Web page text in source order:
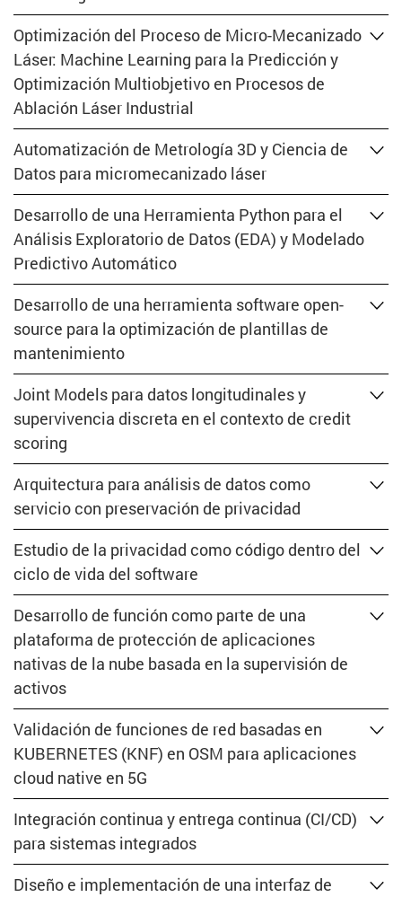
Optimización del Proceso de Micro-Mecanizado
Láser: Machine Learning para la Predicción y
Optimización Multiobjetivo en Procesos de
Ablación Láser Industrial
Automatización de Metrología 3D y Ciencia de
Datos para micromecanizado láser
Desarrollo de una Herramienta Python para el
Análisis Exploratorio de Datos (EDA) y Modelado
Predictivo Automático
Desarrollo de una herramienta software open-
source para la optimización de plantillas de
mantenimiento
Joint Models para datos longitudinales y
supervivencia discreta en el contexto de credit
scoring
Arquitectura para análisis de datos como
servicio con preservación de privacidad
Estudio de la privacidad como código dentro del
ciclo de vida del software
Desarrollo de función como parte de una
plataforma de protección de aplicaciones
nativas de la nube basada en la supervisión de
activos
Validación de funciones de red basadas en
KUBERNETES (KNF) en OSM para aplicaciones
cloud native en 5G
Integración continua y entrega continua (CI/CD)
para sistemas integrados
Diseño e implementación de una interfaz de